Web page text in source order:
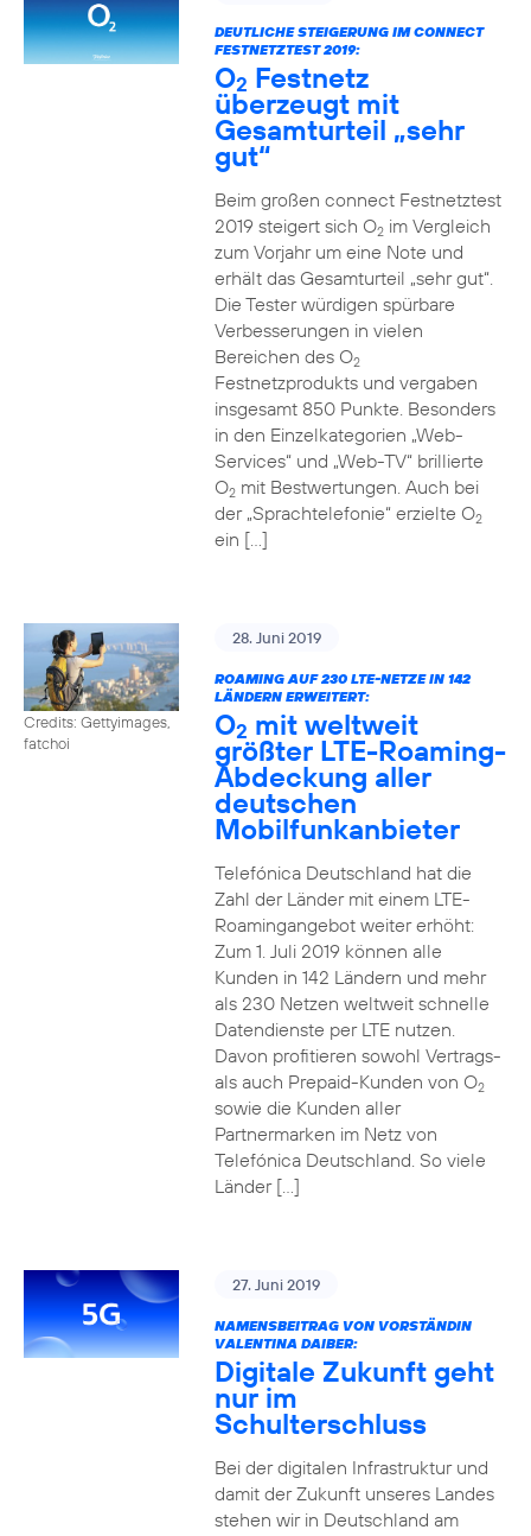
DEUTLICHE STEIGERUNG IM CONNECT
FESTNETZTEST 2019:
O2 Festnetz
überzeugt mit
Gesamturteil „sehr
gut“
Beim großen connect Festnetztest
2019 steigert sich O2im Vergleich
zum Vorjahr um eine Note und
erhält das Gesamturteil „sehr gut“.
Die Tester würdigen spürbare
Verbesserungen in vielen
Bereichen des O2
Festnetzprodukts und vergaben
insgesamt 850 Punkte. Besonders
in den Einzelkategorien „Web-
Services“ und „Web-TV“ brillierte
O2mit Bestwertungen. Auch bei
der „Sprachtelefonie“ erzielte O2
ein […]
Credits: Gettyimages,
fatchoi
28. Juni 2019
ROAMING AUF 230 LTE-NETZE IN 142
LÄNDERN ERWEITERT:
O2 mit weltweit
größter LTE-Roaming-
Abdeckung aller
deutschen
Mobilfunkanbieter
Telefónica Deutschland hat die
Zahl der Länder mit einem LTE-
Roamingangebot weiter erhöht:
Zum 1. Juli 2019 können alle
Kunden in 142 Ländern und mehr
als 230 Netzen weltweit schnelle
Datendienste per LTE nutzen.
Davon profitieren sowohl Vertrags-
als auch Prepaid-Kunden von O2
sowie die Kunden aller
Partnermarken im Netz von
Telefónica Deutschland. So viele
Länder […]
27. Juni 2019
NAMENSBEITRAG VON VORSTÄNDIN
VALENTINA DAIBER:
Digitale Zukunft geht
nur im
Schulterschluss
Bei der digitalen Infrastruktur und
damit der Zukunft unseres Landes
stehen wir in Deutschland am